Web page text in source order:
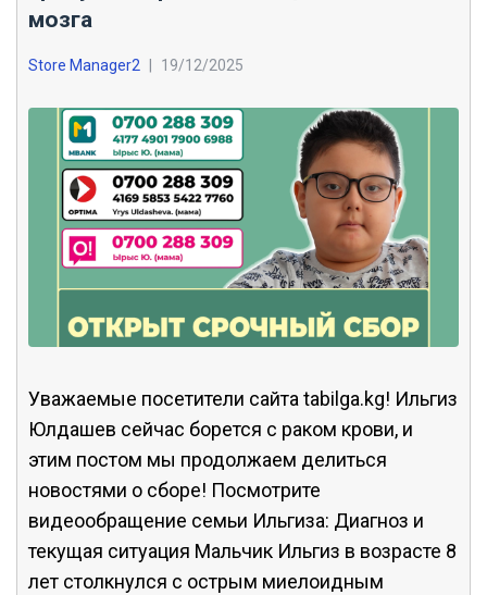
мозга
Store Manager2 | 19/12/2025
Уважаемые посетители сайта tabilga.kg! Ильгиз
Юлдашев сейчас борется с раком крови, и
этим постом мы продолжаем делиться
новостями о сборе! Посмотрите
видеообращение семьи Ильгиза: Диагноз и
текущая ситуация Мальчик Ильгиз в возрасте 8
лет столкнулся с острым миелоидным